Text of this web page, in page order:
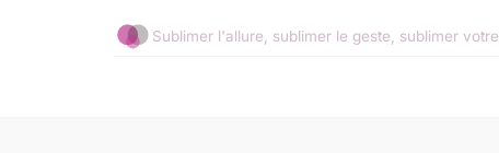
Sublimer l'allure, sublimer le geste, sublimer